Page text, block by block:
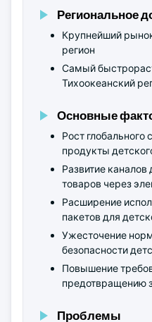
Региональное
Крупнейший
регион
Самый
Тихоокеанский
Основные
Рост
продукты
Развитие
товаров через
Расширение
пакетов для
Ужесточение
безопасности
Повышение
предотвращению
Проблемы